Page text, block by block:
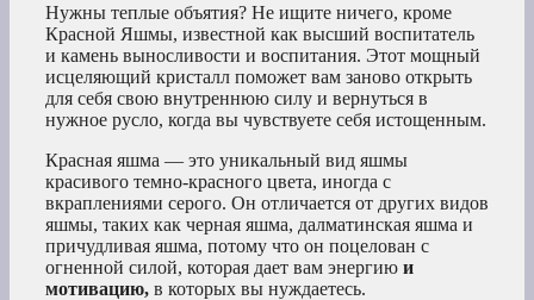
Нужны теплые объятия? Не ищите ничего, кроме
Красной Яшмы, известной как высший воспитатель
и камень выносливости и воспитания. Этот мощный
исцеляющий кристалл поможет вам заново открыть
для себя свою внутреннюю силу и вернуться в
нужное русло, когда вы чувствуете себя истощенным.
Красная яшма — это уникальный вид яшмы
красивого темно-красного цвета, иногда с
вкраплениями серого. Он отличается от других видов
яшмы, таких как черная яшма, далматинская яшма и
причудливая яшма, потому что он поцелован с
огненной силой, которая дает вам энергию и
мотивацию, в которых вы нуждаетесь.